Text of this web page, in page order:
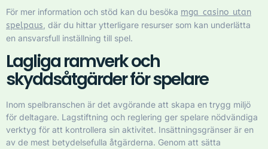
För mer information och stöd kan du besöka mga casino utan
spelpaus , där du hittar ytterligare resurser som kan underlätta
en ansvarsfull inställning till spel.
Lagliga ramverk och
skyddsåtgärder för spelare
Inom spelbranschen är det avgörande att skapa en trygg miljö
för deltagare. Lagstiftning och reglering ger spelare nödvändiga
verktyg för att kontrollera sin aktivitet. Insättningsgränser är en
av de mest betydelsefulla åtgärderna. Genom att sätta